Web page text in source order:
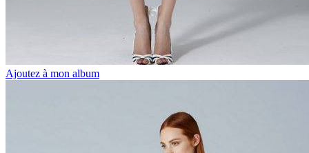
Ajoutez à mon album